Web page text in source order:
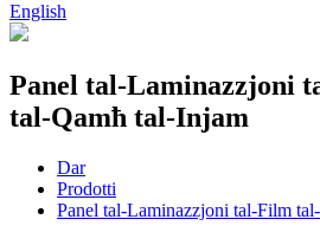
English
Panel tal-Laminazzjoni
tal-Qamħ tal-Injam
Dar
Prodotti
Panel tal-Laminazzjoni tal-Film